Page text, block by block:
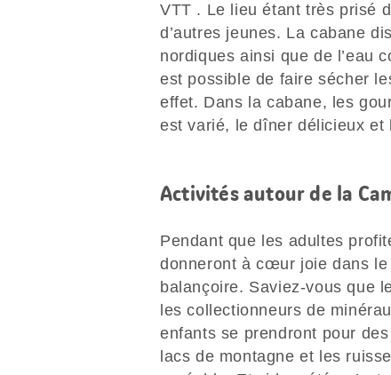
VTT . Le lieu étant très prisé
d’autres jeunes. La cabane
nordiques ainsi que de l’eau
est possible de faire sécher
effet. Dans la cabane, les
est varié, le dîner délicieux et
Activités autour de la
Pendant que les adultes
donneront à cœur joie dans le
balançoire. Saviez-vous que
les collectionneurs de
enfants se prendront pour
lacs de montagne et les